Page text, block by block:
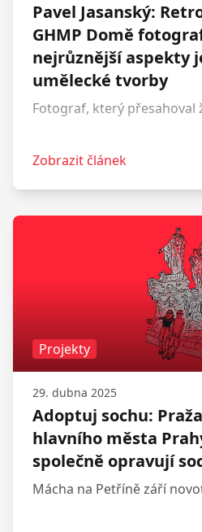
Pavel Jasanský:
GHMP Domě
nejrůznější aspekty
umělecké tvorby
Fotograf, který přesahoval
Zobrazit článek
Projekty
29. dubna 2025
Adoptuj sochu:
hlavního města
společně opravují
Mácha na Petříně září